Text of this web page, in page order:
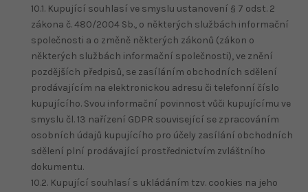
10.1. Kupující souhlasí ve smyslu ustanovení § 7 odst. 2
zákona č. 480/2004 Sb., o některých službách informační
společnosti a o změně některých zákonů (zákon o
některých službách informační společnosti), ve znění
pozdějších předpisů, se zasíláním obchodních sdělení
prodávajícím na elektronickou adresu či telefonní číslo
kupujícího. Svou informační povinnost vůči kupujícímu ve
smyslu čl. 13 nařízení GDPR související se zpracováním
osobních údajů kupujícího pro účely zasílání obchodních
sdělení plní prodávající prostřednictvím zvláštního
dokumentu.
10.2. Kupující souhlasí s ukládáním tzv. cookies na jeho